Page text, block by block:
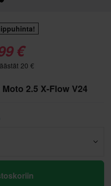
€
20 €
2.5 X-Flow V24